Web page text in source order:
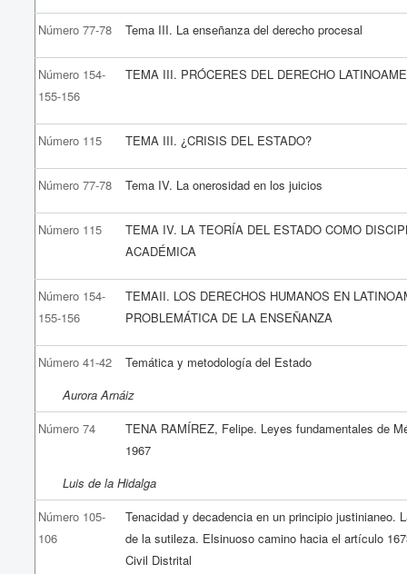
Número 77-78 Tema III. La enseñanza del derecho procesal
Número 154-
155-156
TEMA III. PRÓCERES DEL DERECHO
Número 115 TEMA III. ¿CRISIS DEL ESTADO?
Número 77-78 Tema IV. La onerosidad en los juicios
Número 115
TEMA IV. LA TEORÍA DEL ESTADO COMO
ACADÉMICA
Número 154-
155-156
TEMAII. LOS DERECHOS HUMANOS EN
PROBLEMÁTICA DE LA ENSEÑANZA
Número 41-42
Temática y metodología del Estado
Aurora Arnáiz
Número 74
TENA RAMÍREZ, Felipe. Leyes fundamentales de
1967
Luis de la Hidalga
Número 105-
106
Tenacidad y decadencia en un principio justinianeo.
de la sutileza. Elsinuoso camino hacia el artículo
Civil Distrital